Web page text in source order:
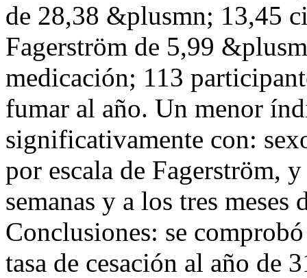
de 28,38 &plusmn; 13,45
Fagerström de 5,99
medicación; 113
fumar al año. Un menor
significativamente con:
por escala de Fagerström,
semanas y a los tres
Conclusiones: se
tasa de cesación al año de